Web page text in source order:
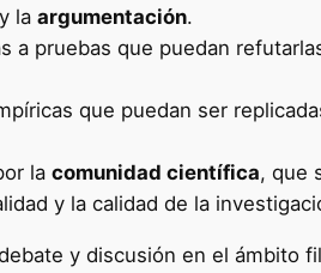
y la argumentación.
pruebas que puedan
que puedan ser
la comunidad científica, que
y la calidad de la
y discusión en el ámbito